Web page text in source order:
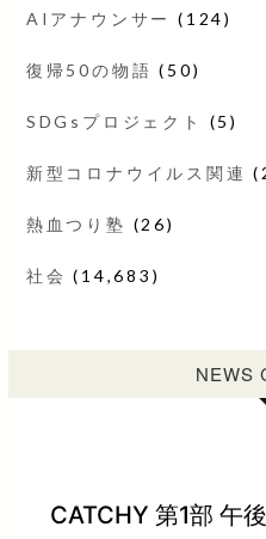
AIアナウンサー (124)
復帰50の物語 (50)
SDGsプロジェクト (5)
新型コロナウイルス関連
熱血つり塾 (26)
社会 (14,683)
NEWS
CATCHY 第1部 午